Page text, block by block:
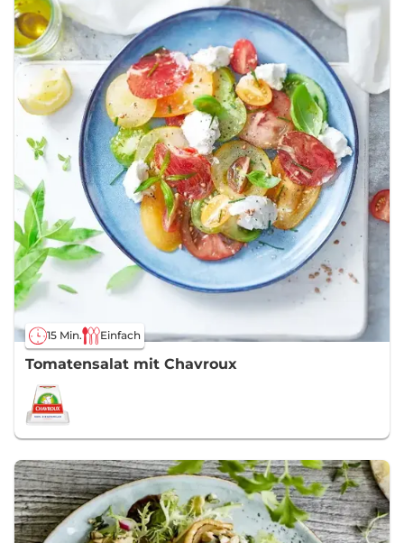
15 Min. Einfach
Tomatensalat mit Chavroux